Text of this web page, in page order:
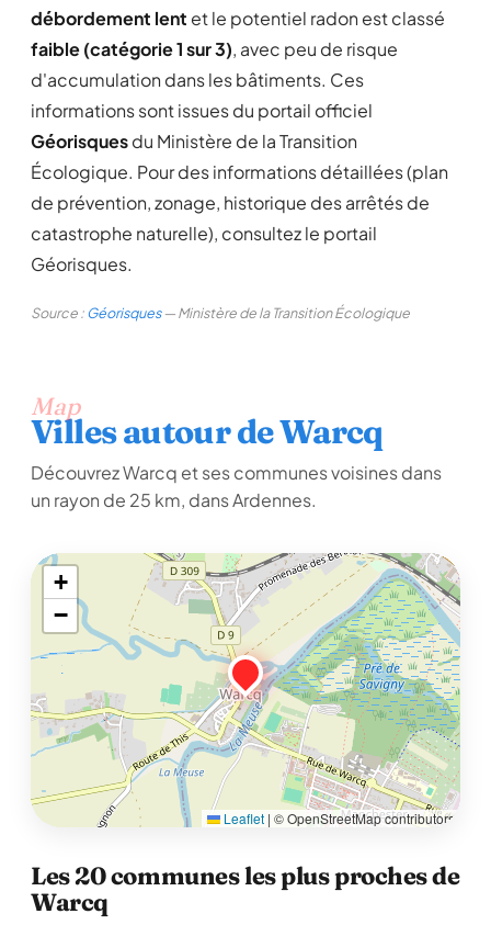
débordement lent et le potentiel radon est classé
faible (catégorie 1 sur 3), avec peu de risque
d'accumulation dans les bâtiments. Ces
informations sont issues du portail officiel
Géorisquesdu Ministère de la Transition
Écologique. Pour des informations détaillées (plan
de prévention, zonage, historique des arrêtés de
catastrophe naturelle), consultez le portail
Géorisques.
Source :Géorisques— Ministère de la Transition Écologique
Map
Villes autour de Warcq
Découvrez Warcq et ses communes voisines dans
un rayon de 25 km, dans Ardennes.
+
−
Leaflet | © OpenStreetMap contributors
Les 20 communes les plus proches de
Warcq